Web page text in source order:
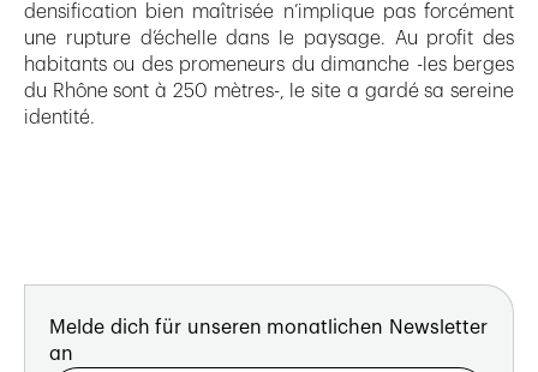
densification bien maîtrisée n’implique pas forcément
une rupture d’échelle dans le paysage. Au profit des
habitants ou des promeneurs du dimanche -les berges
du Rhône sont à 250 mètres-, le site a gardé sa sereine
identité.
Melde dich für unseren monatlichen Newsletter
an